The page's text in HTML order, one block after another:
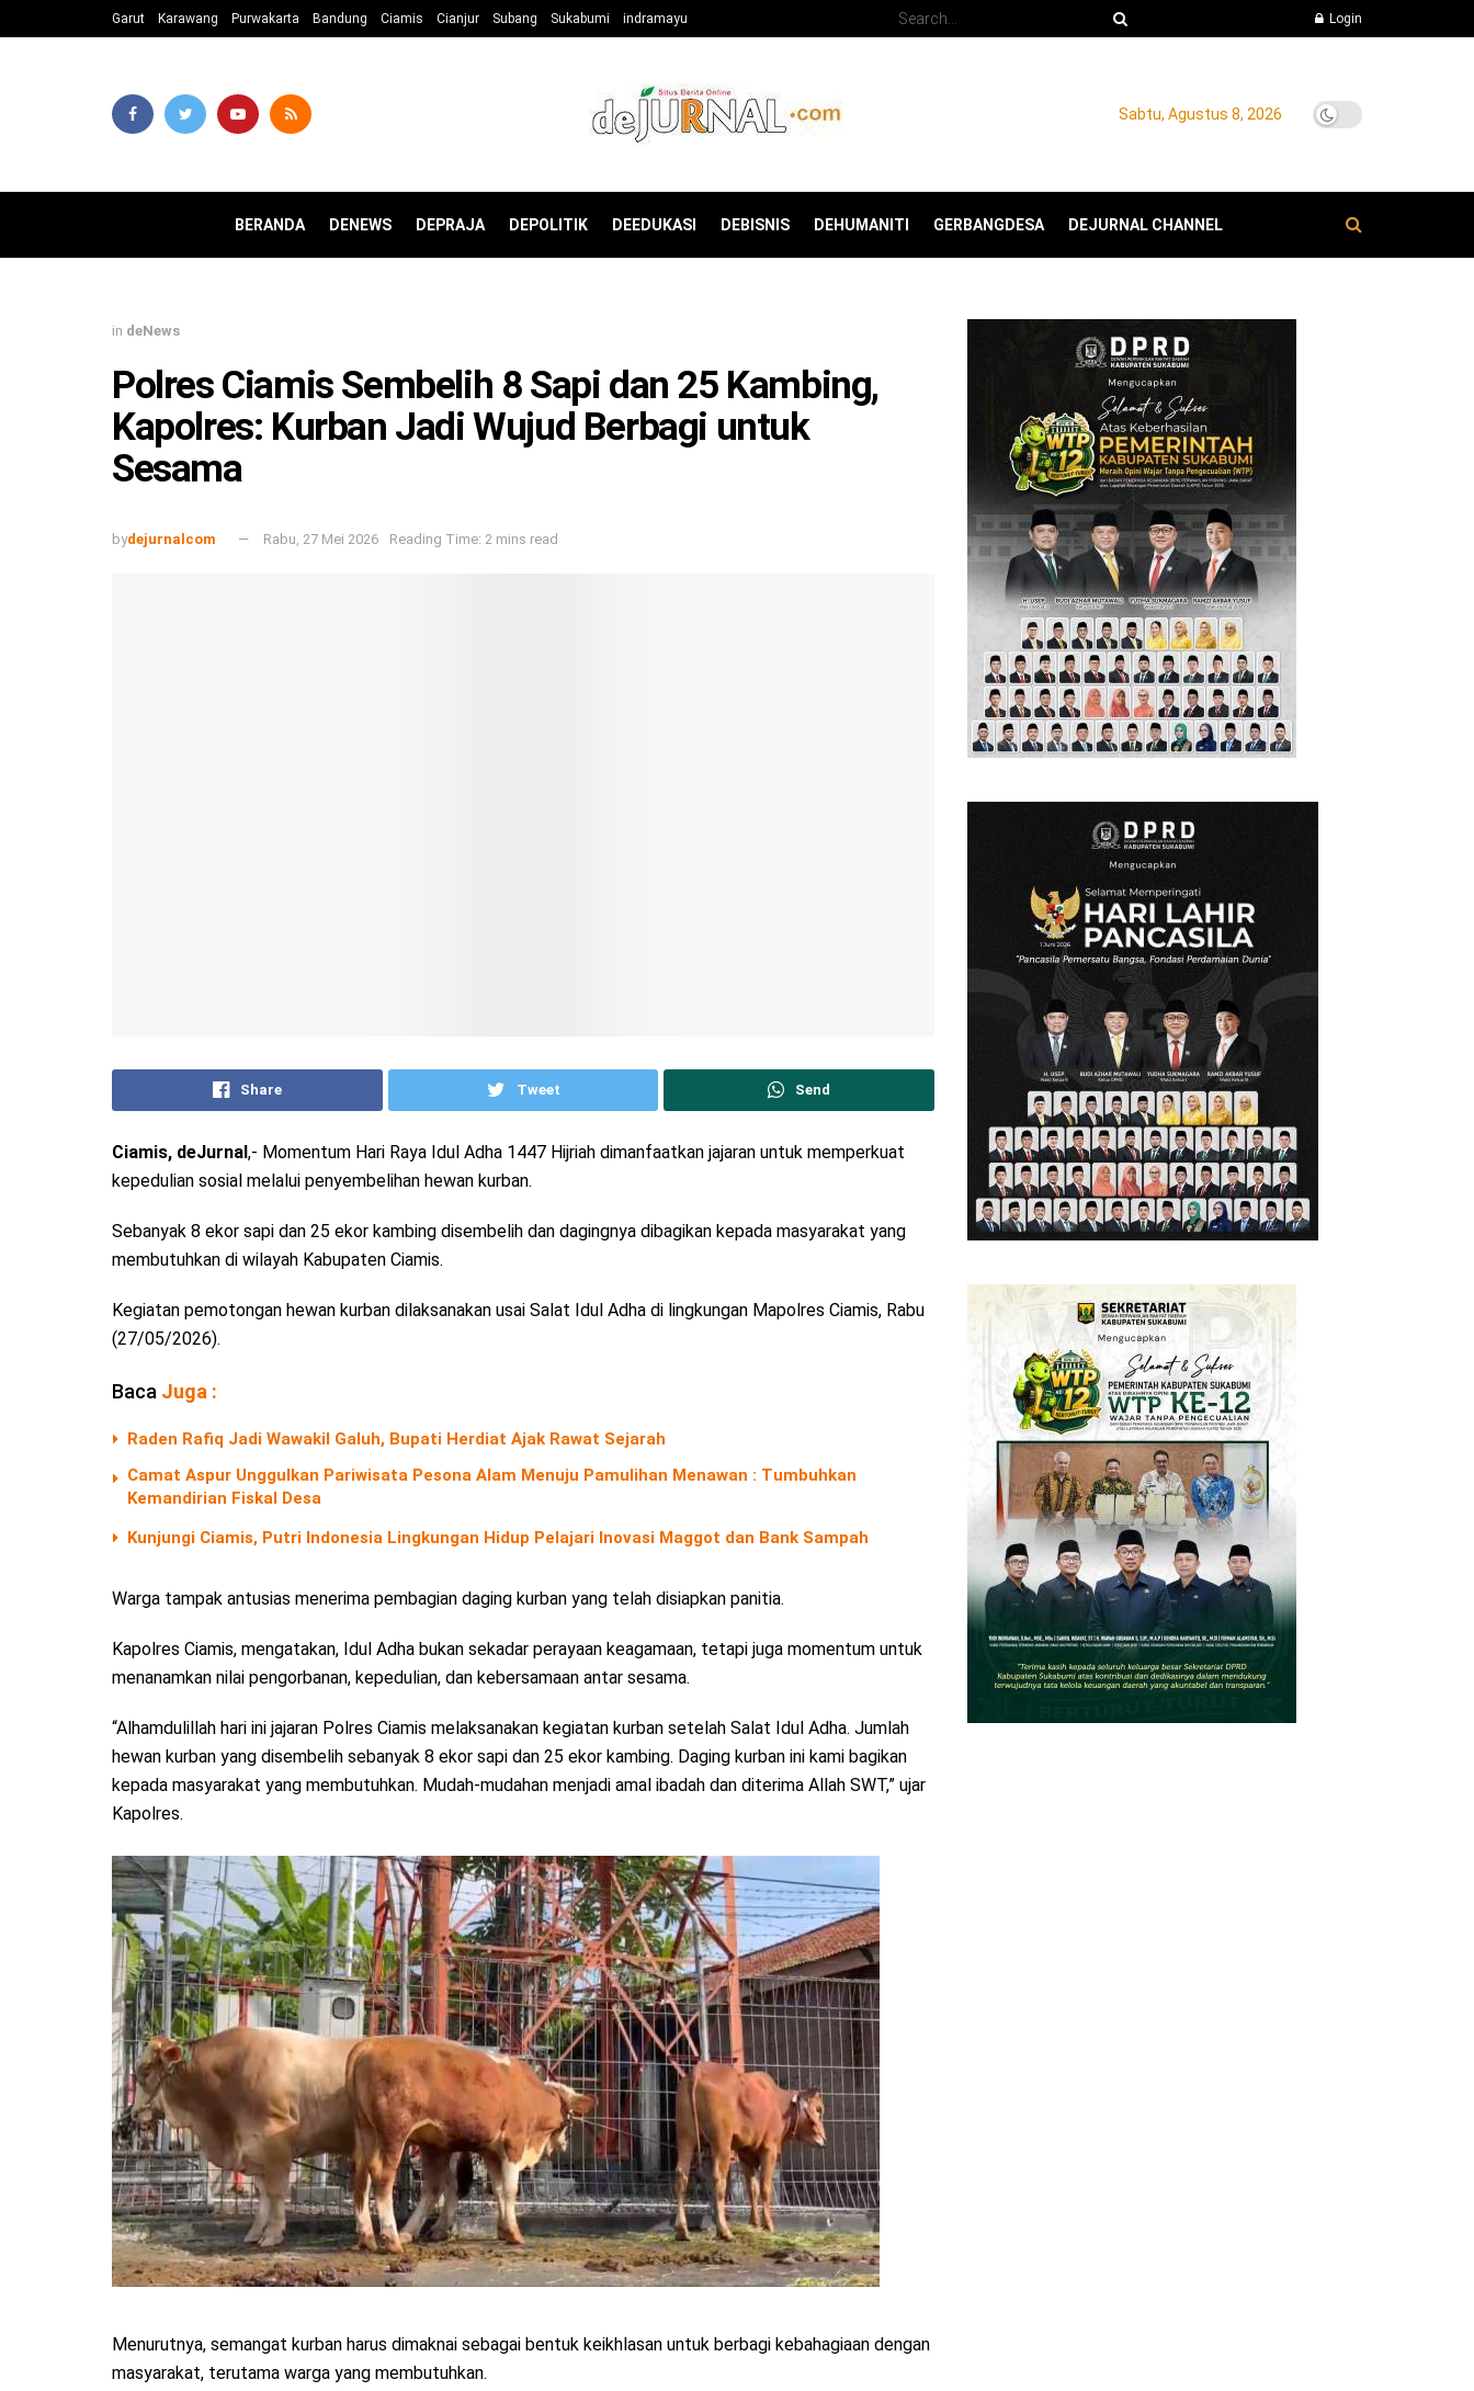
Garut Karawang Purwakarta Bandung Ciamis Cianjur Subang Sukabumi indramayu Login
Sabtu, Agustus 8, 2026
BERANDA DENEWS DEPRAJA DEPOLITIK DEEDUKASI DEBISNIS DEHUMANITI GERBANGDESA DEJURNAL CHANNEL
in deNews
Polres Ciamis Sembelih 8 Sapi dan 25 Kambing,
Kapolres: Kurban Jadi Wujud Berbagi untuk
Sesama
bydejurnalcom Rabu, 27 Mei 2026 Reading Time: 2 mins read
Share Tweet Send
Ciamis, deJurnal,- Momentum Hari Raya Idul Adha 1447 Hijriah dimanfaatkan jajaran untuk memperkuat
kepedulian sosial melalui penyembelihan hewan kurban.
Sebanyak 8 ekor sapi dan 25 ekor kambing disembelih dan dagingnya dibagikan kepada masyarakat yang
membutuhkan di wilayah Kabupaten Ciamis.
Kegiatan pemotongan hewan kurban dilaksanakan usai Salat Idul Adha di lingkungan Mapolres Ciamis, Rabu
(27/05/2026).
Baca Juga :
Raden Rafiq Jadi Wawakil Galuh, Bupati Herdiat Ajak Rawat Sejarah
Camat Aspur Unggulkan Pariwisata Pesona Alam Menuju Pamulihan Menawan : Tumbuhkan
Kemandirian Fiskal Desa
Kunjungi Ciamis, Putri Indonesia Lingkungan Hidup Pelajari Inovasi Maggot dan Bank Sampah
Warga tampak antusias menerima pembagian daging kurban yang telah disiapkan panitia.
Kapolres Ciamis, mengatakan, Idul Adha bukan sekadar perayaan keagamaan, tetapi juga momentum untuk
menanamkan nilai pengorbanan, kepedulian, dan kebersamaan antar sesama.
“Alhamdulillah hari ini jajaran Polres Ciamis melaksanakan kegiatan kurban setelah Salat Idul Adha. Jumlah
hewan kurban yang disembelih sebanyak 8 ekor sapi dan 25 ekor kambing. Daging kurban ini kami bagikan
kepada masyarakat yang membutuhkan. Mudah-mudahan menjadi amal ibadah dan diterima Allah SWT,” ujar
Kapolres.
Menurutnya, semangat kurban harus dimaknai sebagai bentuk keikhlasan untuk berbagi kebahagiaan dengan
masyarakat, terutama warga yang membutuhkan.